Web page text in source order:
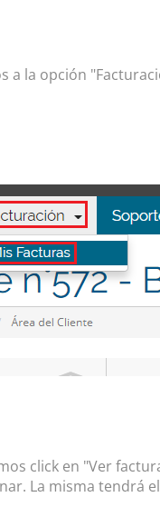
a la opción
click en "Ver
La misma tendrá